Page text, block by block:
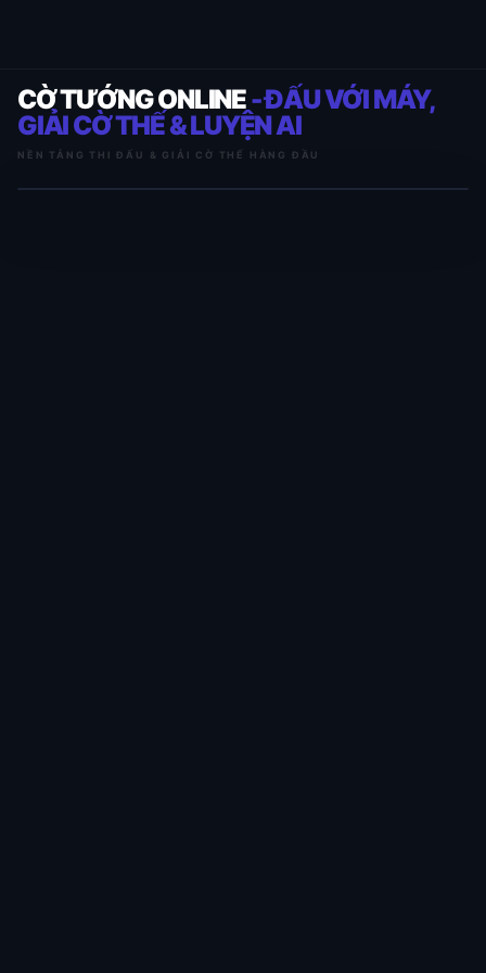
CỜ TƯỚNG ONLINE- ĐẤU VỚI MÁY,
GIẢI CỜ THẾ & LUYỆN AI
NỀN TẢNG THI ĐẤU & GIẢI CỜ THẾ HÀNG ĐẦU